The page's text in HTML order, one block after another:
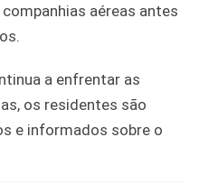
aéreas antes
a enfrentar as
os residentes são
e informados sobre o